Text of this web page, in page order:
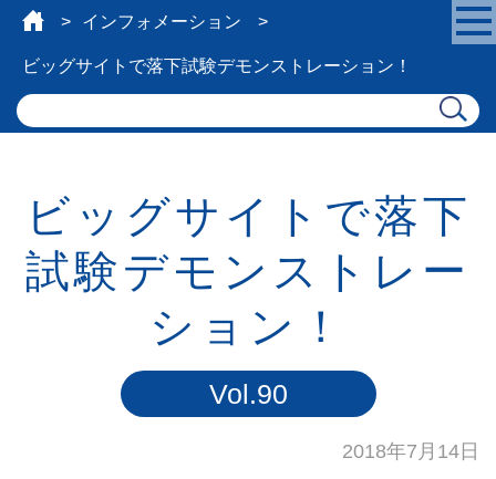
インフォメーション
ビッグサイトで落下試験デモンストレーション！
ビッグサイトで落下
試験デモンストレー
ション！
Vol.90
2018年7月14日